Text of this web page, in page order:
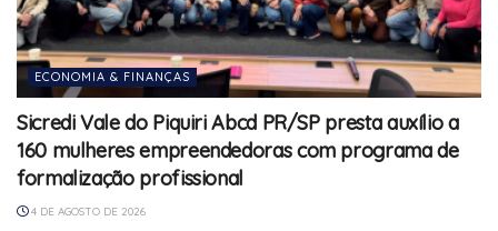
ECONOMIA & FINANÇAS
Sicredi Vale do Piquiri Abcd PR/SP presta auxílio a
160 mulheres empreendedoras com programa de
formalização profissional
4 DE AGOSTO DE 2026